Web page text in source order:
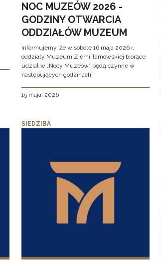
NOC MUZEÓW 2026 -
GODZINY OTWARCIA
ODDZIAŁÓW MUZEUM
Informujemy, że w sobotę 16 maja 2026 r.
oddziały Muzeum Ziemi Tarnowskiej biorące
udział w „Nocy Muzeów” będą czynne w
następujących godzinach:
15 maja, 2026
SIEDZIBA